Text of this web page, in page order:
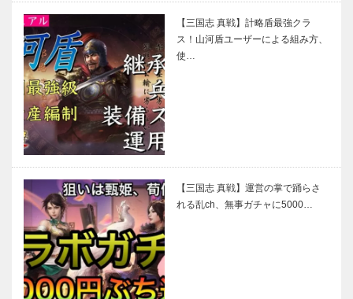
【三国志 真戦】計略盾最強クラ
ス！山河盾ユーザーによる組み方、
使…
【三国志 真戦】運営の掌で踊らさ
れる乱ch、無事ガチャに5000…